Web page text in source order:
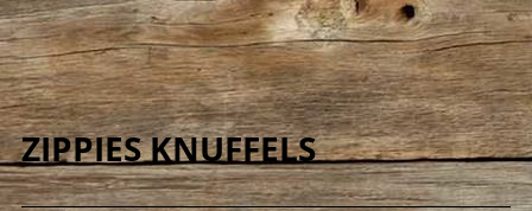
ZIPPIES KNUFFELS